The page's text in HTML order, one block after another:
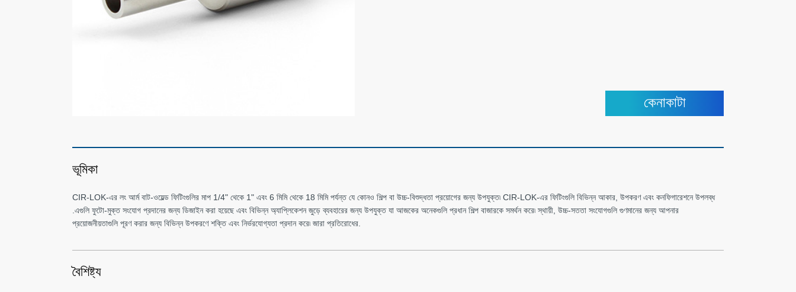
কেনাকাটা
ভূমিকা
CIR-LOK-এর লং আর্ম বাট-ওয়েল্ড ফিটিংগুলির মাপ 1/4" থেকে 1" এবং 6 মিমি থেকে 18 মিমি পর্যন্ত যে কোনও শিল্প বা উচ্চ-বিশুদ্ধতা প্রয়োগের জন্য উপযুক্ত৷ CIR-LOK-এর ফিটিংগুলি বিভিন্ন আকার, উপকরণ এবং কনফিগারেশনে উপলব্ধ
.এগুলি ফুটো-মুক্ত সংযোগ প্রদানের জন্য ডিজাইন করা হয়েছে এবং বিভিন্ন অ্যাপ্লিকেশন জুড়ে ব্যবহারের জন্য উপযুক্ত যা আজকের অনেকগুলি প্রধান শিল্প বাজারকে সমর্থন করে৷ স্থায়ী, উচ্চ-সততা সংযোগগুলি গুণমানের জন্য আপনার
প্রয়োজনীয়তাগুলি পূরণ করার জন্য বিভিন্ন উপকরণে শক্তি এবং নির্ভরযোগ্যতা প্রদান করে৷ জারা প্রতিরোধের.
বৈশিষ্ট্য